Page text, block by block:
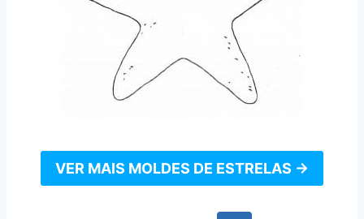
VER MAIS MOLDES DE ESTRELAS →